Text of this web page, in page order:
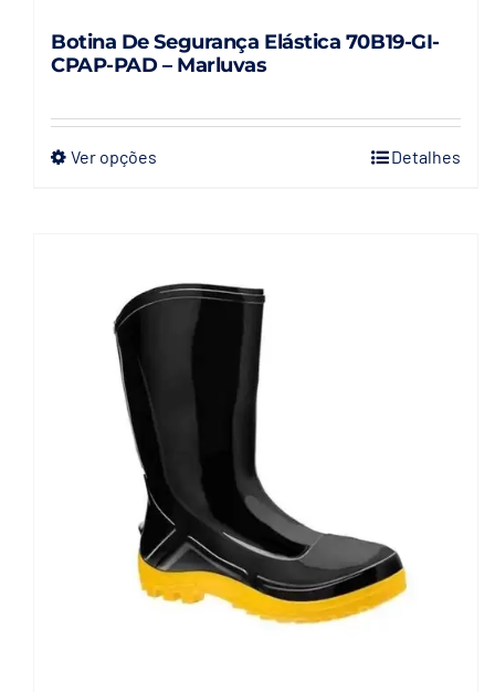
Botina De Segurança Elástica 70B19-GI-
CPAP-PAD – Marluvas
Ver opçõesEste
variantes.
escolhidas
na
página
do
produto
Detalhes